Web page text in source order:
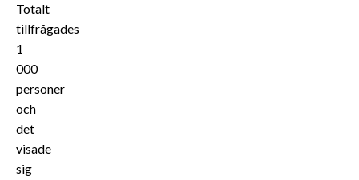
Totalt
tillfrågades
1
000
personer
och
det
visade
sig